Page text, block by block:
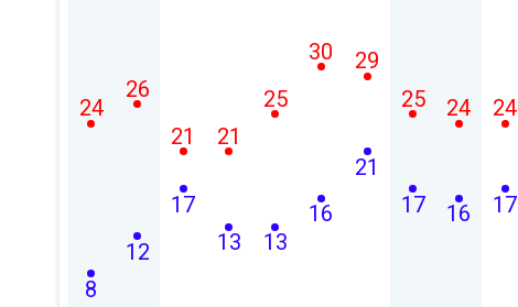
8
24
12
26
17
21
13
21
13
25
16
30
21
29
17
25
16
24
17
24